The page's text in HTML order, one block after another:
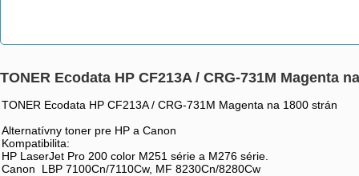
TONER Ecodata HP CF213A / CRG-731M Magenta
TONER Ecodata HP CF213A / CRG-731M Magenta na 1800 strán
Alternatívny toner pre HP a Canon
Kompatibilita:
HP LaserJet Pro 200 color M251 série a M276 série.
Canon LBP 7100Cn/7110Cw, MF 8230Cn/8280Cw